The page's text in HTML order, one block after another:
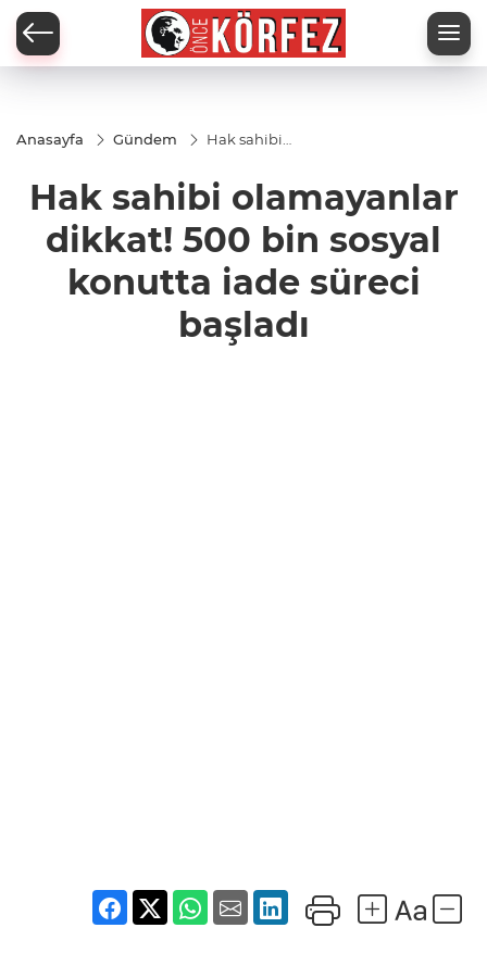
Anasayfa Gündem
Hak sahibi
bin sosyal
konutta
iade süreci
başladı
Hak sahibi olamayanlar
dikkat! 500 bin sosyal
konutta iade süreci
başladı